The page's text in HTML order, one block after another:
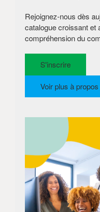
Rejoignez-nous dès
catalogue croissant et
compréhension du
S'inscrire
Voir plus à